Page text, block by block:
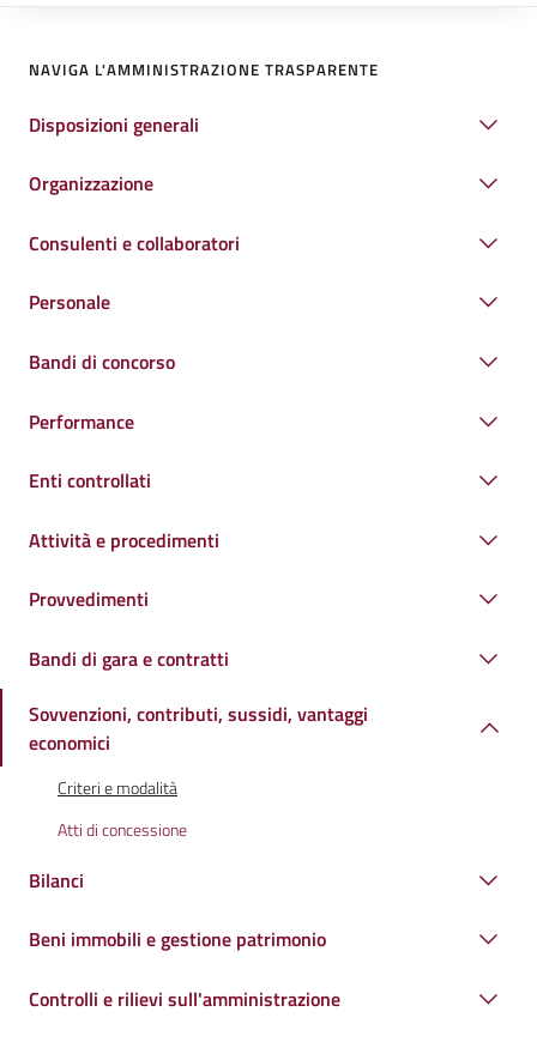
NAVIGA L'AMMINISTRAZIONE TRASPARENTE
Disposizioni generali
Organizzazione
Consulenti e collaboratori
Personale
Bandi di concorso
Performance
Enti controllati
Attività e procedimenti
Provvedimenti
Bandi di gara e contratti
Sovvenzioni, contributi, sussidi, vantaggi
economici
Criteri e modalità
Atti di concessione
Bilanci
Beni immobili e gestione patrimonio
Controlli e rilievi sull'amministrazione